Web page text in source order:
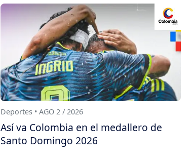
Deportes • AGO 2 / 2026
Así va Colombia en el medallero de
Santo Domingo 2026